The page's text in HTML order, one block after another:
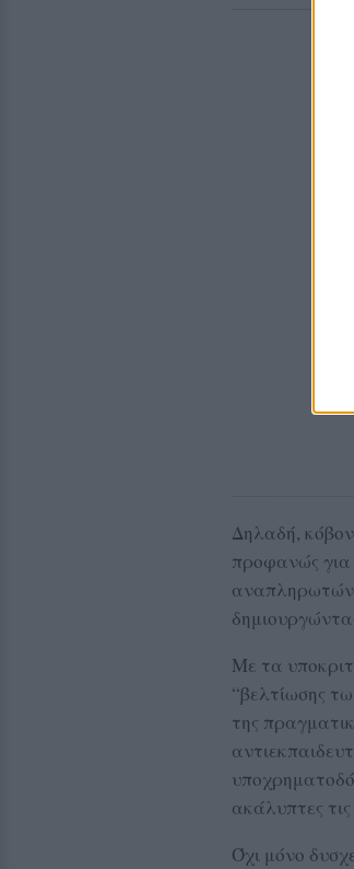
Δηλαδή,
προφανώς για
αναπληρωτών
Με τα
“βελτίωσης
της
ακάλυπτες
Όχι μόνο